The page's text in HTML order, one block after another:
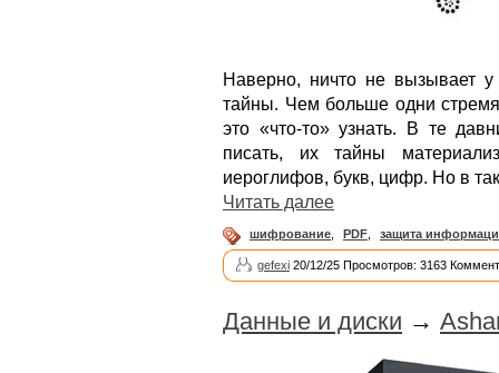
Наверно, ничто не вызывает
тайны. Чем больше одни
это «что-то» узнать. В те
писать, их тайны
иероглифов, букв, цифр. Но в
Читать далее
шифрование, PDF, защита
gefexi 20/12/25 Просмотров: 3163
Данные и диски →